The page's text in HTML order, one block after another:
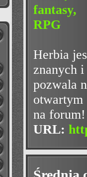
Herbia
znanych
pozwala
otwartym
na forum!
URL: